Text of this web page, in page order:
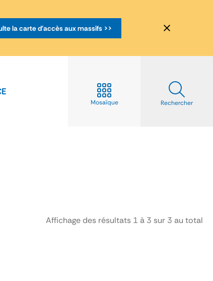
la carte d'accès aux massifs >>
Mosaïque
Rechercher
Affichage des résultats 1 à 3 sur 3 au total